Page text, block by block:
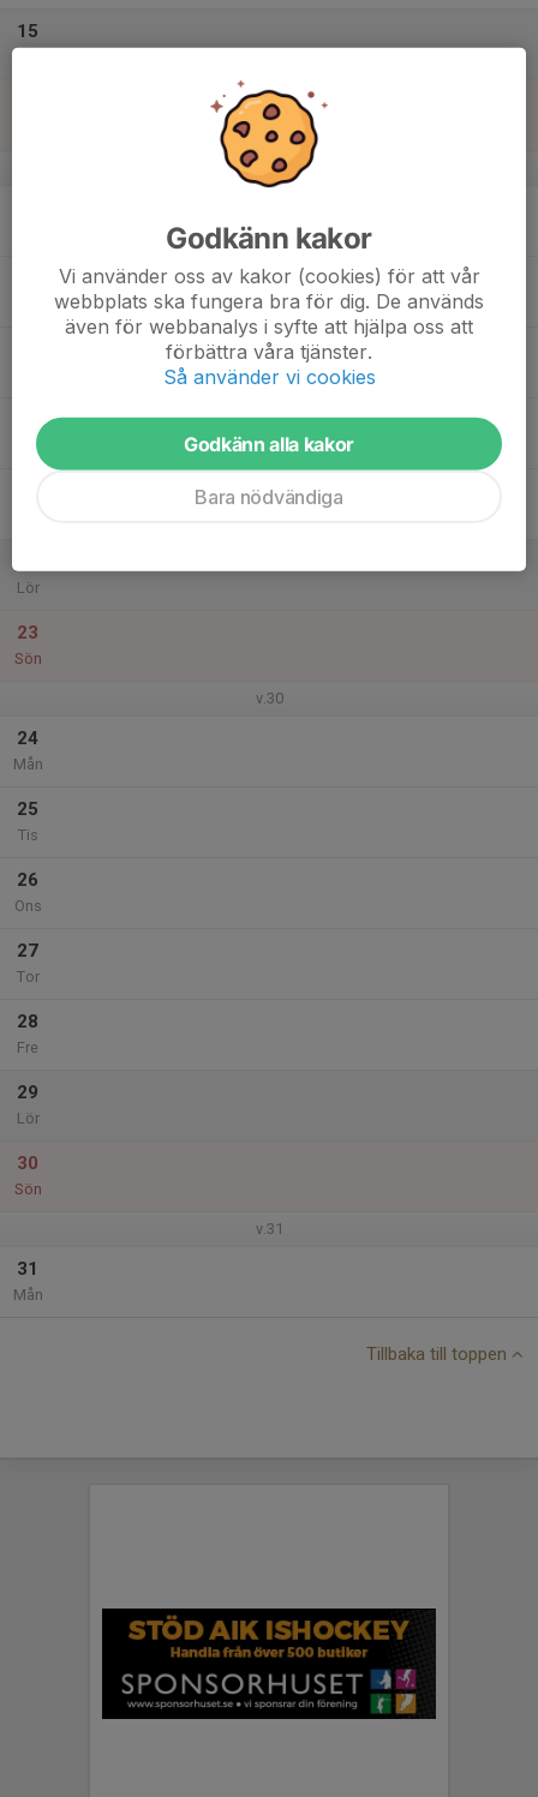
15
v.29
Tor
Lör
23
Sön
v.30
24
Mån
25
Tis
26
Ons
27
Tor
28
Fre
29
Lör
30
Sön
v.31
31
Mån
Tillbaka till toppen
Godkänn kakor
Vi använder oss av kakor (cookies) för att vår
webbplats ska fungera bra för dig. De används
även för webbanalys i syfte att hjälpa oss att
förbättra våra tjänster.
Så använder vi cookies
Godkänn alla kakor
Bara nödvändiga